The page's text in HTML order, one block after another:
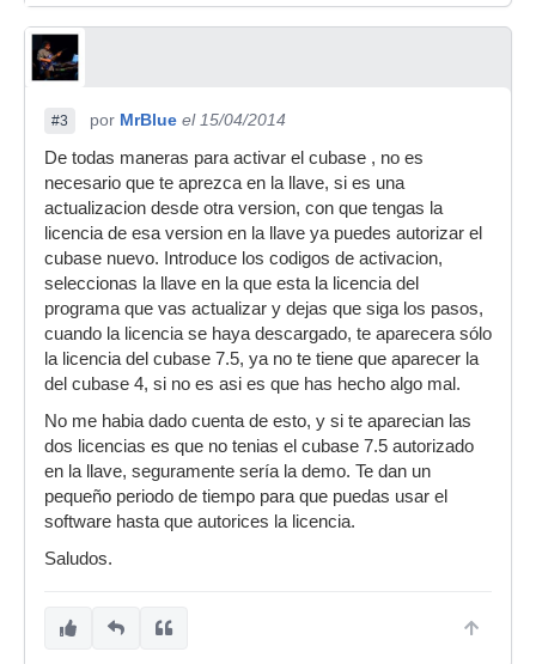
#3 por MrBlue el 15/04/2014
De todas maneras para activar el cubase , no es
necesario que te aprezca en la llave, si es una
actualizacion desde otra version, con que tengas la
licencia de esa version en la llave ya puedes autorizar el
cubase nuevo. Introduce los codigos de activacion,
seleccionas la llave en la que esta la licencia del
programa que vas actualizar y dejas que siga los pasos,
cuando la licencia se haya descargado, te aparecera sólo
la licencia del cubase 7.5, ya no te tiene que aparecer la
del cubase 4, si no es asi es que has hecho algo mal.
No me habia dado cuenta de esto, y si te aparecian las
dos licencias es que no tenias el cubase 7.5 autorizado
en la llave, seguramente sería la demo. Te dan un
pequeño periodo de tiempo para que puedas usar el
software hasta que autorices la licencia.
Saludos.